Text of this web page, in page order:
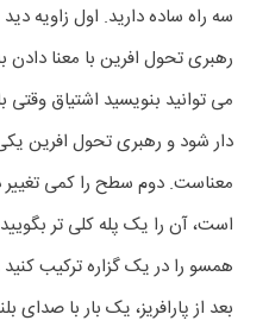
سه راه ساده دارید. اول زاویه
رهبری تحول افرین با معنا دادن
می توانید بنویسید اشتیاق وقتی
دار شود و رهبری تحول افرین
معناست. دوم سطح را کمی تغییر
است، آن را یک پله کلی تر
همسو را در یک گزاره ترکیب
بعد از پارافریز، یک بار با